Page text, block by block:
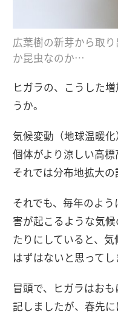
広葉樹の新芽から取
か昆虫なのか…
ヒガラの、こうした
うか。
気候変動（地球温暖
個体がより涼しい高
それでは分布地拡大の
それでも、毎年のよ
害が起こるような気
たりにしていると、
はずはないと思ってし
冒頭で、ヒガラはお
記しましたが、春先